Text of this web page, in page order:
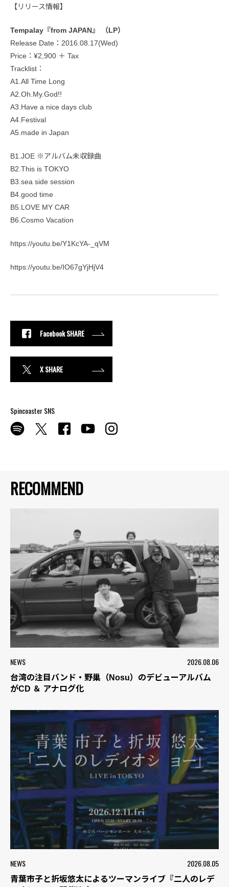
RECOMMEND
NEWS 2026.08.06
台湾の注目バンド・野巢（Nosu）のデビューアルバム
がCD ＆ アナログ化
NEWS 2026.08.05
青葉市子と折坂悠太によるツーマンライブ『二人のレデ
【リリース情報】
Tempalay『from JAPAN』 （LP）
Release Date：2016.08.17(Wed)
Price：¥2,900 ＋ Tax
Tracklist：
A1.All Time Long
A2.Oh.My.God!!
A3.Have a nice days club
A4.Festival
A5.made in Japan
B1.JOE ※アルバム未収録曲
B2.This is TOKYO
B3.sea side session
B4.good time
B5.LOVE MY CAR
B6.Cosmo Vacation
https://youtu.be/Y1KcYA-_qVM
https://youtu.be/IO67gYjHjV4
Facebook SHARE
X SHARE
Spincoaster SNS